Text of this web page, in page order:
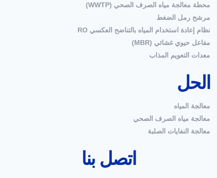
محطة معالجة مياه الصرف الصحي (WWTP)
مرشح رمل الضغط
نظام إعادة استخدام المياه بالتناضح العكسي RO
مفاعل حيوي غشائي (MBR)
معدات التعويم المذاب
الحل
معالجة المياه
معالجة مياه الصرف الصحي
معالجة النفايات الصلبة
اتصل بنا